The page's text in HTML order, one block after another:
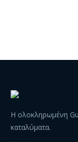
Η ολοκληρωμένη
καταλύματα.